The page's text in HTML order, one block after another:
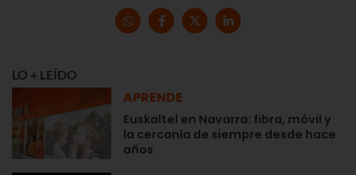
LO + LEÍDO
APRENDE
Euskaltel en Navarra: fibra, móvil y
la cercanía de siempre desde hace
años